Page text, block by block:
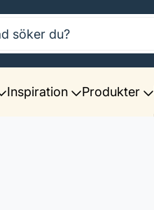
Inspiration Produkter